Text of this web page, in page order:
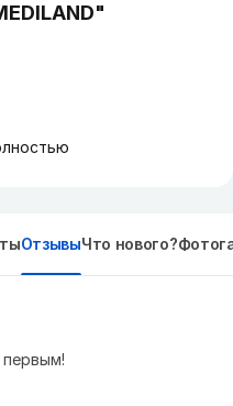
ОтзывыЧто нового?